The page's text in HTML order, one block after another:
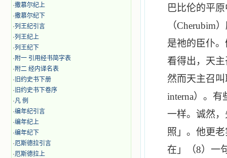
·撒慕尔纪上
·撒慕尔纪下
·列王纪引言
·列王纪上
·列王纪下
· 附一 引用经书简字表
· 附二 经内译名表
· 旧约史书下册
· 旧约史书下卷序
·凡 例
·编年纪引言
·编年纪上
·编年纪下
·厄斯德拉引言
·厄斯德拉上
巴比伦的平
（Cherubim
是祂的臣仆
看得出，天
然而天主召
interna）。有
一样。诚然
照」。他更
在」（8）一